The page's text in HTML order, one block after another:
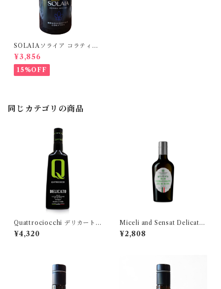
SOLAIAソライア コラティー
ナ 250ml
¥3,856
15%OFF
同じカテゴリの商品
Quattrociocchi デリカート 2
50ml
¥4,320
Miceli and Sensat Delicato
Bio250 ミチェリ&センサット
デリカート
¥2,808